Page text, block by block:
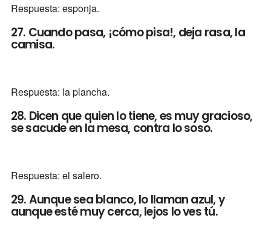
Respuesta: esponja.
27. Cuando pasa, ¡cómo pisa!, deja rasa, la
camisa.
Respuesta: la plancha.
28. Dicen que quien lo tiene, es muy gracioso,
se sacude en la mesa, contra lo soso.
Respuesta: el salero.
29. Aunque sea blanco, lo llaman azul, y
aunque esté muy cerca, lejos lo ves tú.